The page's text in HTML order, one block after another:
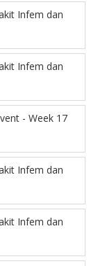
Infem dan
Infem dan
- Week 17
Infem dan
Infem dan